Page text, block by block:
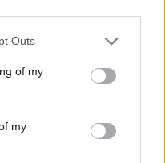
Outs
of my
my